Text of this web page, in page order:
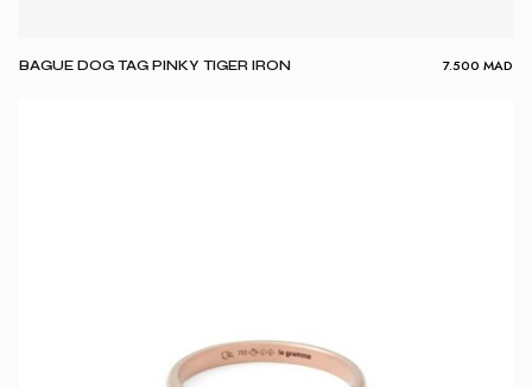
BAGUE DOG TAG PINKY TIGER IRON 7.500 MAD